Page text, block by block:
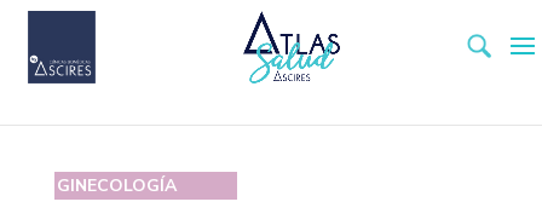
GINECOLOGÍA